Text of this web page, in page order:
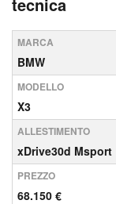
MARCA
BMW
MODELLO
X3
ALLESTIMENTO
xDrive30d Msport
PREZZO
68.150 €